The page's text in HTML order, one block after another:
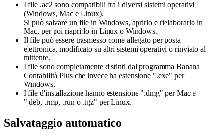
I file .ac2 sono compatibili fra i diversi sistemi operativi
(Windows, Mac e Linux).
Si può salvare un file in Windows, aprirlo e rielaborarlo in
Mac, per poi riaprirlo in Linux o Windows.
Il file può essere trasmesso come allegato per posta
elettronica, modificato su altri sistemi operativi o rinviato al
mittente.
I file sono completamente distinti dal programma Banana
Contabilità Plus che invece ha estensione ".exe" per
Windows.
I file d'installazione hanno estensione ".dmg" per Mac e
".deb, .rmp, .run o .tgz" per Linux.
Salvataggio automatico